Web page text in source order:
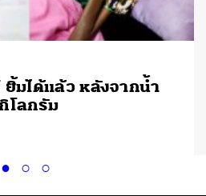
ยิ้มได้แล้ว หลังจากน้ำ
โลกรัม